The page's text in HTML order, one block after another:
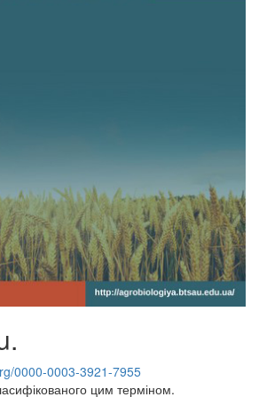
0000-0003-3921-7955
цим терміном.